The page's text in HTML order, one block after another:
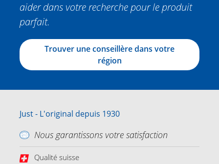
aider dans votre recherche pour le produit
parfait.
Trouver une conseillère dans votre
région
Just - L'original depuis 1930
Nous garantissons votre satisfaction
Qualité suisse